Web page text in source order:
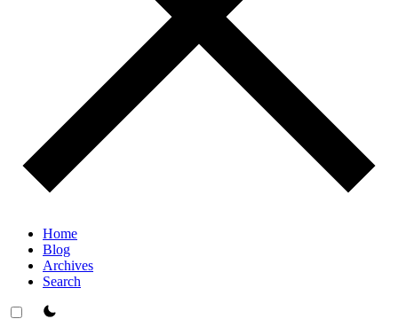
Home
Blog
Archives
Search
theme switcher